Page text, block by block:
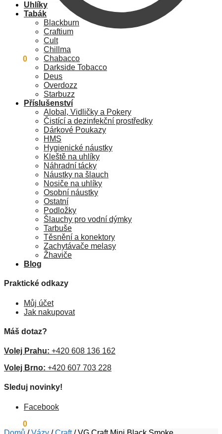
0
Uhlíky
Tabák
Blackburn
Craftium
Cult
Chillma
Chabacco
Darkside Tobacco
Deus
Overdozz
Starbuzz
Příslušenství
Alobal, Vidličky a Pokery
Čistící a dezinfekční prostředky
Dárkové Poukazy
HMS
Hygienické náustky
Kleště na uhlíky
Náhradní tácky
Náustky na šlauch
Nosiče na uhlíky
Osobní náustky
Ostatní
Podložky
Šlauchy pro vodní dýmky
Tarbuše
Těsnění a konektory
Zachytávače melasy
Žhaviče
Blog
Praktické odkazy
Můj účet
Jak nakupovat
Máš dotaz?
Volej Prahu: +420 608 136 162
Volej Brno: +420 607 703 228
Sleduj novinky!
Facebook
0